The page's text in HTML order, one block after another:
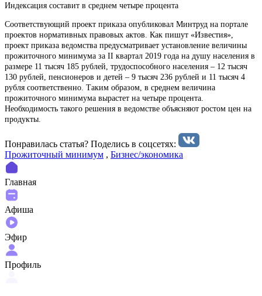
Индексация составит в среднем четыре процента
Соответствующий проект приказа опубликовал Минтруд на портале
проектов нормативных правовых актов. Как пишут «Известия»,
проект приказа ведомства предусматривает установление величины
прожиточного минимума за II квартал 2019 года на душу населения в
размере 11 тысяч 185 рублей, трудoспособного населения – 12 тысяч
130 рублей, пенсионеров и детей – 9 тысяч 236 рублей и 11 тысяч 4
рубля соответственно. Таким образом, в среднем величина
прожиточного минимума вырастет на четыре процента.
Необходимость такого решения в ведомстве объясняют ростом цен на
продукты.
Понравилась статья? Поделиcь в соцсетях:
Прожиточный минимум , Бизнес/экономика
Главная
Афиша
Эфир
Профиль